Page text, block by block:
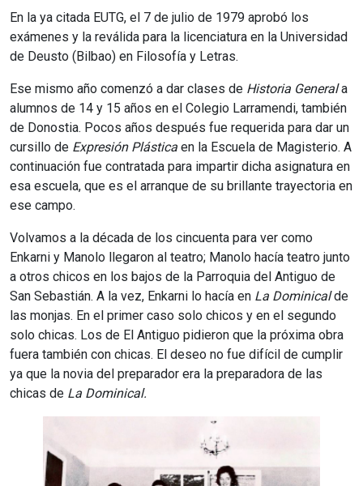
En la ya citada EUTG, el 7 de julio de 1979 aprobó los
exámenes y la reválida para la licenciatura en la Universidad
de Deusto (Bilbao) en Filosofía y Letras.
Ese mismo año comenzó a dar clases de Historia Generala
alumnos de 14 y 15 años en el Colegio Larramendi, también
de Donostia. Pocos años después fue requerida para dar un
cursillo de Expresión Plástica en la Escuela de Magisterio. A
continuación fue contratada para impartir dicha asignatura en
esa escuela, que es el arranque de su brillante trayectoria en
ese campo.
Volvamos a la década de los cincuenta para ver como
Enkarni y Manolo llegaron al teatro; Manolo hacía teatro junto
a otros chicos en los bajos de la Parroquia del Antiguo de
San Sebastián. A la vez, Enkarni lo hacía en La Dominicalde
las monjas. En el primer caso solo chicos y en el segundo
solo chicas. Los de El Antiguo pidieron que la próxima obra
fuera también con chicas. El deseo no fue difícil de cumplir
ya que la novia del preparador era la preparadora de las
chicas de La Dominical.